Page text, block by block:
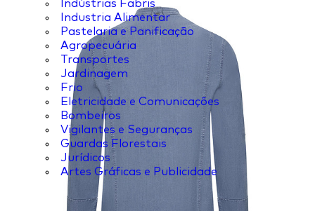
Indústrias Fabris
Industria Alimentar
Pastelaria e Panificação
Agropecuária
Transportes
Jardinagem
Frio
Eletricidade e Comunicações
Bombeiros
Vigilantes e Seguranças
Guardas Florestais
Jurídicos
Artes Gráficas e Publicidade